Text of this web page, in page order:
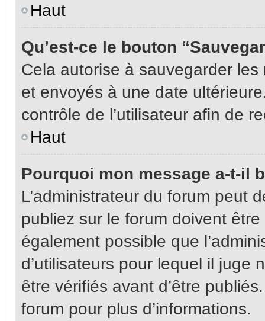
Haut
Qu’est-ce le bouton
Cela autorise à sauvegarder
et envoyés à une date
contrôle de l’utilisateur afin de
Haut
Pourquoi mon message a-t-il
L’administrateur du forum peut
publiez sur le forum doivent
également possible que
d’utilisateurs pour lequel il juge
être vérifiés avant d’être
forum pour plus d’informations.